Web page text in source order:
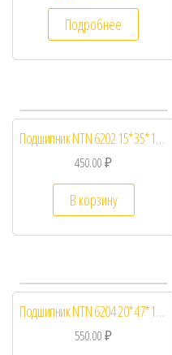
Подробнее
Подшипник NTN 6202 15*35*11 Закрытый
450.00₽
В корзину
Подшипник NTN 6204 20*47*14 Закрытый
550.00₽